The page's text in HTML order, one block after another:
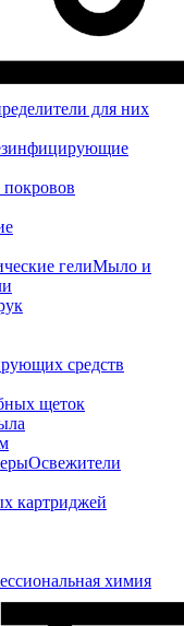
для них
Мыло и
средств
щеток
Освежители
картриджей
химия